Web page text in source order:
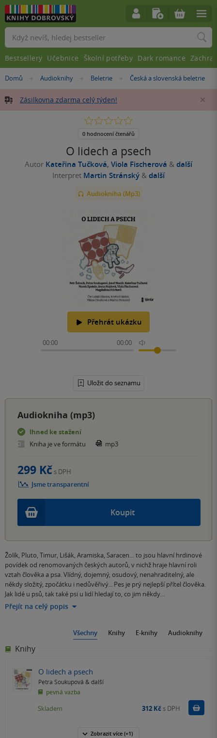
Nacházíte
zde:
Domů »Audioknihy »
Beletrie »
Česká a slovenská beletrie
Zásilkovna zdarma celý týden!
O lidech a psech
Autor Kateřina Tučková, Viola Fischerová & další
Interpret Martin Stránský & další
Audiokniha (Mp3)
Přehrát ukázku
00:00 00:00
Uložit do seznamu
0.0
5
0 hodnocení čtenářů
Audiokniha (mp3)
Ihned ke stažení
Kniha je ve formátu
mp3
Koupit
299 Kč s DPH
Jsme transparentní
Žolík, Pluto, Timur, Lišák, Aramiska, Saracen… to jsou hlavní hrdinové
povídek od renomovaných českých autorů, v nichž hraje hlavní roli
vztah člověka a psa. Vlídný, dojemný, osudový, nenahraditelný, ale
někdy složitý, zpočátku i nedůvěřivý... Pes je prý nejlepší přítel člověka.
Jak lidé u psů, tak také psi u lidí hledají to, co jim někdy…
Přejít na celý popis
Všechny Knihy E-knihy Audioknihy
Knihy
O lidech a psech
Petra Soukupová & další
pevná vazba
Skladem 312 Kč s DPH
Zobrazit více (+1)
Vyhledávání
Bestsellery Učebnice Školní potřeby Dark romance